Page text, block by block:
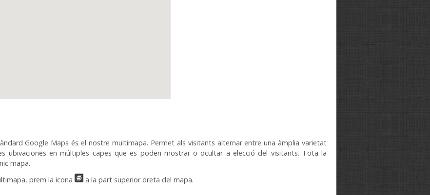
Google Maps és el nostre multimapa. Permet als visitants alternar entre una àmplia varietat
ubivaciones en múltiples capes que es poden mostrar o ocultar a elecció del visitants. Tota la
mapa.
, prem la icona a la part superior dreta del mapa.